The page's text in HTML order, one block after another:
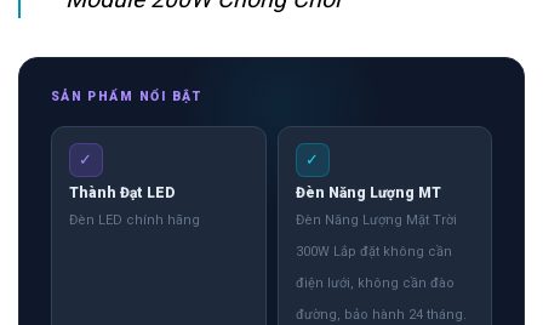
SẢN PHẨM NỔI BẬT
✓
Thành Đạt LED
Đèn LED chính hãng
✓
Đèn Năng Lượng MT
Đèn Năng Lượng Mặt Trời
300W Lắp đặt không cần
điện lưới, không cần đào
đường, bảo hành 24 tháng.